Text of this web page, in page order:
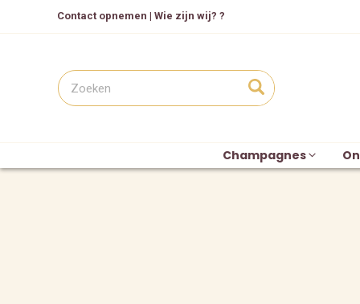
Contact opnemen | Wie zijn wij? ?
Champagnes